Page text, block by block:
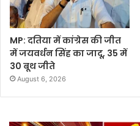
MP: दतिया में कांग्रेस की जीत
में जयवर्धन सिंह का जादू, 35 में
30 बूथ जीते
August 6, 2026